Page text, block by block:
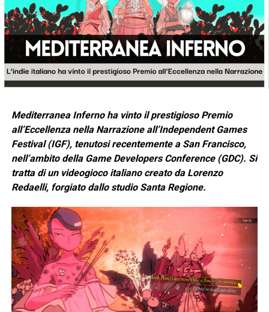
Mediterranea Inferno ha vinto il prestigioso Premio
all’Eccellenza nella Narrazione all’Independent Games
Festival (IGF), tenutosi recentemente a San Francisco,
nell’ambito della Game Developers Conference (GDC). Si
tratta di un videogioco italiano creato da Lorenzo
Redaelli, forgiato dallo studio Santa Regione.